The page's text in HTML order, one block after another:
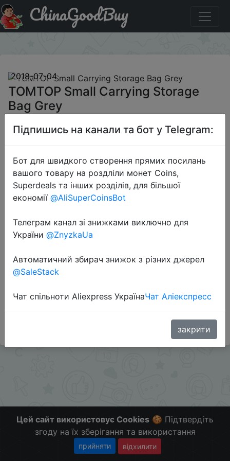
Акція на TOMTOP Small Carrying Storage Bag Grey
ChinaGoodBuy
2018-07-04
TOMTOP Small Carrying Storage
Bag Grey
$0.99
Sale
Перейти до магазину
Додаткова інформація відсутня.
каналі:
Цей сайт використовує Cookies 🍪 Підтвердіть
згоду на їх зберігання та використання
прийняти відхилити
Підпишись на канали та бот у Telegram:
Бот для швидкого створення прямих посилань
вашого товару на роздліли монет Coins,
Superdeals та інших розділів, для більшої
економії @AliSuperCoinsBot
Телеграм канал зі знижками виключно для
України @ZnyzkaUa
Автоматичний збирач знижок з різних джерел
@SaleStack
Чат спільноти Aliexpress УкраїнаЧат Аліекспресс
закрити